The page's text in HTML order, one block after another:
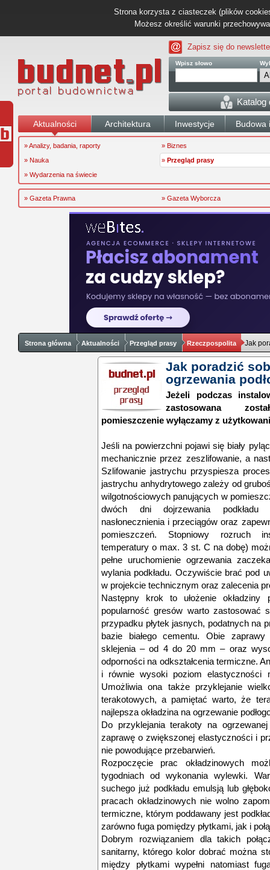
Strona korzysta z ciasteczek (plików
Możesz określić warunki
Zapisz się do
Wpisz słowo
Katalog
Aktualności Architektura Inwestycje Budowa
» Analizy, badania, raporty
» Biznes
» Nauka
» Przegląd prasy
» Wydarzenia na świecie
» Gazeta Prawna » Gazeta Wyborcza
Strona główna Aktualności Przegląd prasy Rzeczpospolita Jak
Jak poradzić
ogrzewania
Jeżeli podczas
zastosowana
pomieszczenie wyłączamy z
Jeśli na powierzchni pojawi się biały
mechanicznie przez zeszlifowanie, a
Szlifowanie jastrychu przyspiesza
jastrychu anhydrytowego zależy od
wilgotnościowych panujących w
dwóch dni dojrzewania podkładu
nasłonecznienia i przeciągów oraz
pomieszczeń. Stopniowy rozruch
temperatury o max. 3 st. C na dobę)
pełne uruchomienie ogrzewania
wylania podkładu. Oczywiście brać pod
w projekcie technicznym oraz zalecenia
Następny krok to ułożenie okładziny
popularność gresów warto zastosować
przypadku płytek jasnych, podatnych na
bazie białego cementu. Obie
sklejenia – od 4 do 20 mm – oraz
odporności na odkształcenia termiczne.
i równie wysoki poziom
Umożliwia ona także przyklejanie
terakotowych, a pamiętać warto, że
najlepsza okładzina na ogrzewanie
Do przyklejania terakoty na
zaprawę o zwiększonej elastyczności i
nie powodujące przebarwień.
Rozpoczęcie prac okładzinowych
tygodniach od wykonania wylewki.
suchego już podkładu emulsją lub
pracach okładzinowych nie wolno
termiczne, którym poddawany jest
zarówno fuga pomiędzy płytkami, jak i
Dobrym rozwiązaniem dla takich
sanitarny, którego kolor dobrać można
między płytkami wypełni natomiast